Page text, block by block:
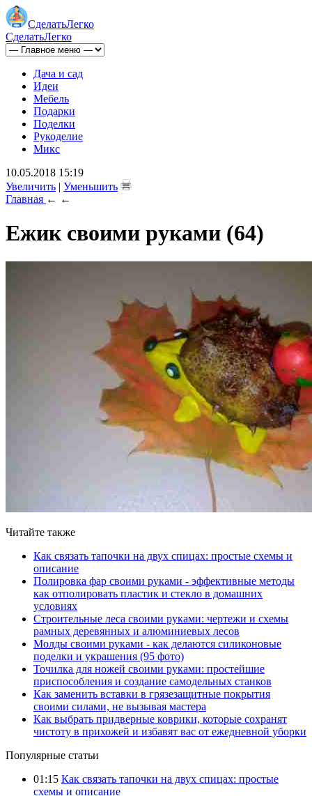
СделатьЛегко
СделатьЛегко
Дача и сад
Идеи
Мебель
Подарки
Поделки
Рукоделие
Микс
10.05.2018 15:19
Увеличить | Уменьшить
Главная ← ←
Ежик своими руками (64)
Читайте также
Как связать тапочки на двух спицах: простые схемы и
описание
Полировка фар своими руками - эффективные методы
как отполировать пластик и стекло в домашних
условиях
Строительные леса своими руками: чертежи и схемы
рамных деревянных и алюминиевых лесов
Молды своими руками - как делаются силиконовые
поделки и украшения (95 фото)
Точилка для ножей своими руками: простейшие
приспособления и создание самодельных станков
Как заменить вставки в грязезащитные покрытия
своими силами, не вызывая мастера
Как выбрать придверные коврики, которые сохранят
чистоту в прихожей и избавят вас от ежедневной уборки
Популярные статьи
01:15 Как связать тапочки на двух спицах: простые
схемы и описание